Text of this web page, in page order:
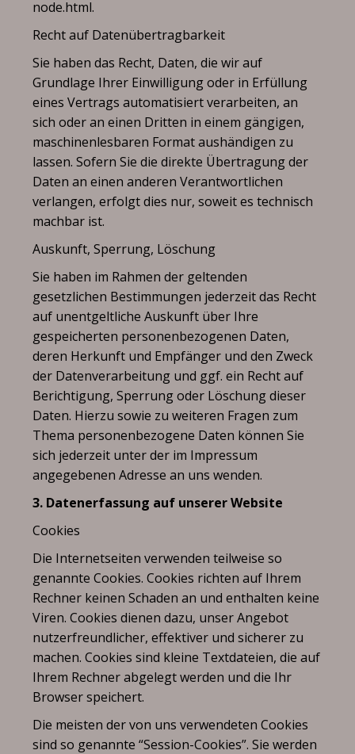
node.html.
Recht auf Datenübertragbarkeit
Sie haben das Recht, Daten, die wir auf
Grundlage Ihrer Einwilligung oder in Erfüllung
eines Vertrags automatisiert verarbeiten, an
sich oder an einen Dritten in einem gängigen,
maschinenlesbaren Format aushändigen zu
lassen. Sofern Sie die direkte Übertragung der
Daten an einen anderen Verantwortlichen
verlangen, erfolgt dies nur, soweit es technisch
machbar ist.
Auskunft, Sperrung, Löschung
Sie haben im Rahmen der geltenden
gesetzlichen Bestimmungen jederzeit das Recht
auf unentgeltliche Auskunft über Ihre
gespeicherten personenbezogenen Daten,
deren Herkunft und Empfänger und den Zweck
der Datenverarbeitung und ggf. ein Recht auf
Berichtigung, Sperrung oder Löschung dieser
Daten. Hierzu sowie zu weiteren Fragen zum
Thema personenbezogene Daten können Sie
sich jederzeit unter der im Impressum
angegebenen Adresse an uns wenden.
3. Datenerfassung auf unserer Website
Cookies
Die Internetseiten verwenden teilweise so
genannte Cookies. Cookies richten auf Ihrem
Rechner keinen Schaden an und enthalten keine
Viren. Cookies dienen dazu, unser Angebot
nutzerfreundlicher, effektiver und sicherer zu
machen. Cookies sind kleine Textdateien, die auf
Ihrem Rechner abgelegt werden und die Ihr
Browser speichert.
Die meisten der von uns verwendeten Cookies
sind so genannte “Session-Cookies”. Sie werden